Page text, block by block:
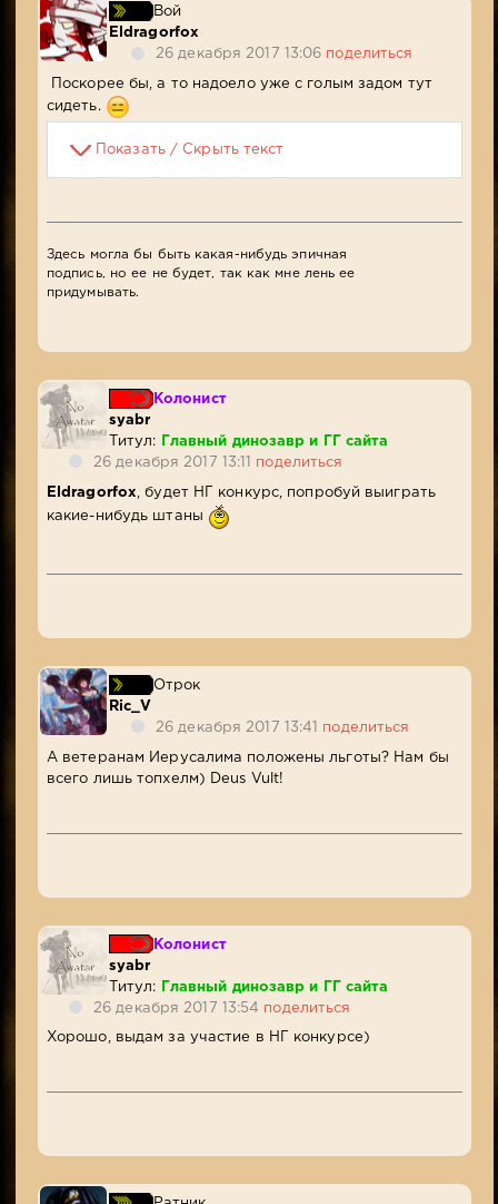
Вой
Eldragorfox
26 декабря 2017 13:06 поделиться
Поскорее бы, а то надоело уже с голым задом тут
сидеть.
Показать / Скрыть текст
Здесь могла бы быть какая-нибудь эпичная
подпись, но ее не будет, так как мне лень ее
придумывать.
Колонист
syabr
Титул:
Главный динозавр и ГГ сайта
26 декабря 2017 13:11 поделиться
Eldragorfox
, будет НГ конкурс, попробуй выиграть
какие-нибудь штаны
Отрок
Ric_V
26 декабря 2017 13:41 поделиться
А ветеранам Иерусалима положены льготы? Нам бы
всего лишь топхелм) Deus Vult!
Колонист
syabr
Титул:
Главный динозавр и ГГ сайта
26 декабря 2017 13:54 поделиться
Хорошо, выдам за участие в НГ конкурсе)